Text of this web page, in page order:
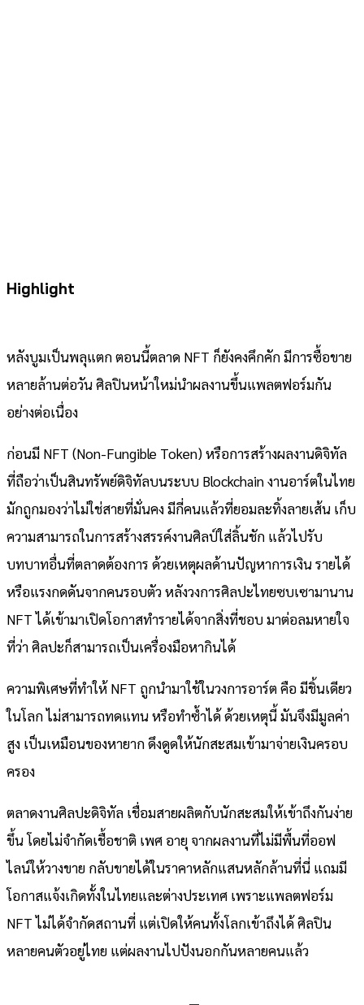
Highlight
หลังบูมเป็นพลุแตก ตอนนี้ตลาด NFT ก็ยังคงคึกคัก มีการซื้อขาย
หลายล้านต่อวัน ศิลปินหน้าใหม่นำผลงานขึ้นแพลตฟอร์มกัน
อย่างต่อเนื่อง
ก่อนมี NFT (Non-Fungible Token) หรือการสร้างผลงานดิจิทัล
ที่ถือว่าเป็นสินทรัพย์ดิจิทัลบนระบบ Blockchain งานอาร์ตในไทย
มักถูกมองว่าไม่ใช่สายที่มั่นคง มีกี่คนแล้วที่ยอมละทิ้งลายเส้น เก็บ
ความสามารถในการสร้างสรรค์งานศิลป์ใส่ลิ้นชัก แล้วไปรับ
บทบาทอื่นที่ตลาดต้องการ ด้วยเหตุผลด้านปัญหาการเงิน รายได้
หรือแรงกดดันจากคนรอบตัว หลังวงการศิลปะไทยซบเซามานาน
NFT ได้เข้ามาเปิดโอกาสทำรายได้จากสิ่งที่ชอบ มาต่อลมหายใจ
ที่ว่า ศิลปะก็สามารถเป็นเครื่องมือหากินได้
ความพิเศษที่ทำให้ NFT ถูกนำมาใช้ในวงการอาร์ต คือ มีชิ้นเดียว
ในโลก ไม่สามารถทดแทน หรือทำซ้ำได้ ด้วยเหตุนี้ มันจึงมีมูลค่า
สูง เป็นเหมือนของหายาก ดึงดูดให้นักสะสมเข้ามาจ่ายเงินครอบ
ครอง
ตลาดงานศิลปะดิจิทัล เชื่อมสายผลิตกับนักสะสมให้เข้าถึงกันง่าย
ขึ้น โดยไม่จำกัดเชื้อชาติ เพศ อายุ จากผลงานที่ไม่มีพื้นที่ออฟ
ไลน์ให้วางขาย กลับขายได้ในราคาหลักแสนหลักล้านที่นี่ แถมมี
โอกาสแจ้งเกิดทั้งในไทยและต่างประเทศ เพราะแพลตฟอร์ม
NFT ไม่ได้จำกัดสถานที่ แต่เปิดให้คนทั้งโลกเข้าถึงได้ ศิลปิน
หลายคนตัวอยู่ไทย แต่ผลงานไปปังนอกกันหลายคนแล้ว